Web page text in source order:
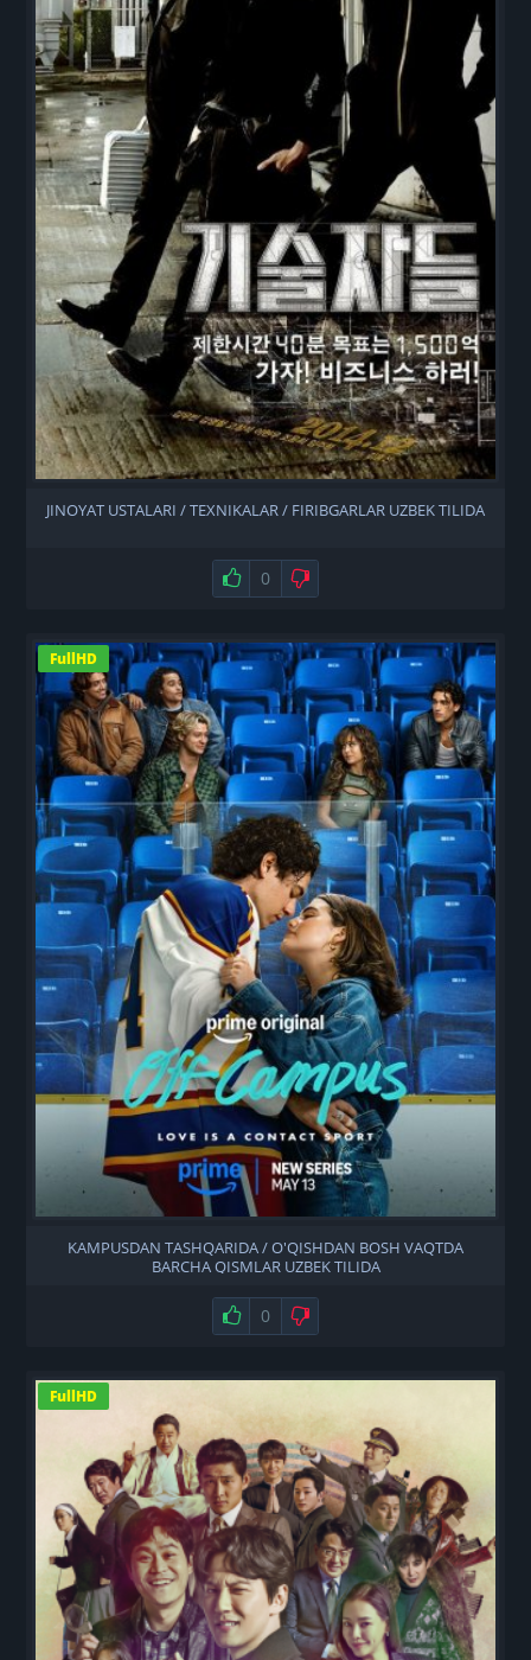
JINOYAT USTALARI / TEXNIKALAR / FIRIBGARLAR UZBEK TILIDA
Нравится
0 Не нравится
FullHD
KAMPUSDAN TASHQARIDA / O'QISHDAN BOSH VAQTDA
BARCHA QISMLAR UZBEK TILIDA
Нравится
0 Не нравится
FullHD